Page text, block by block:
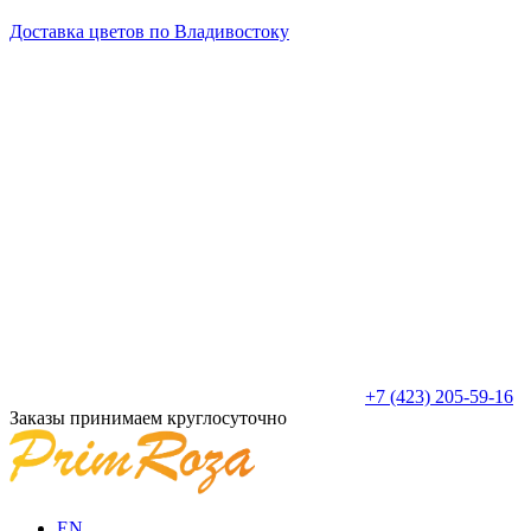
Доставка цветов по Владивостоку
+7 (423) 205-59-16
Заказы принимаем круглосуточно